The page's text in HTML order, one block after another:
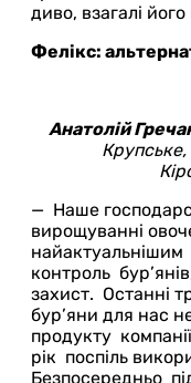
диво, взагалі
Фелікс:
Анатолій
— Наше
вирощуванні
контроль
захист. Останні
бур’яни для нас
продукту
рік поспіль
Безпосередньо